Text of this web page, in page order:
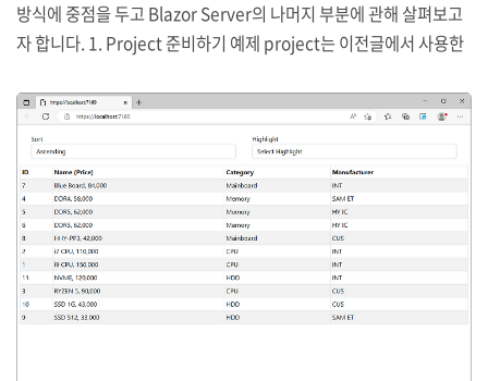
방식에 중점을 두고 Blazor Server의 나머지 부분에 관해 살펴보고
자 합니다. 1. Project 준비하기 예제 project는 이전글에서 사용한
습니다. project를 실행하고 /controllers와 /pages/blazor URL
을 순서대로 요청하여 다음과 같은 응답이 생성되는지 확인합니다.
2. Component 결합 Blazor component는 다소 복잡한 기능이 구
현되는 경우 서로 결합될 수도 있는데 이런 상황에서 여러 compone
nt를 어떻게 결합하고 서로 연결시킬 수 있는지를 알아둘 필요가 있
습니다. 우선 Blazor folder에 S..